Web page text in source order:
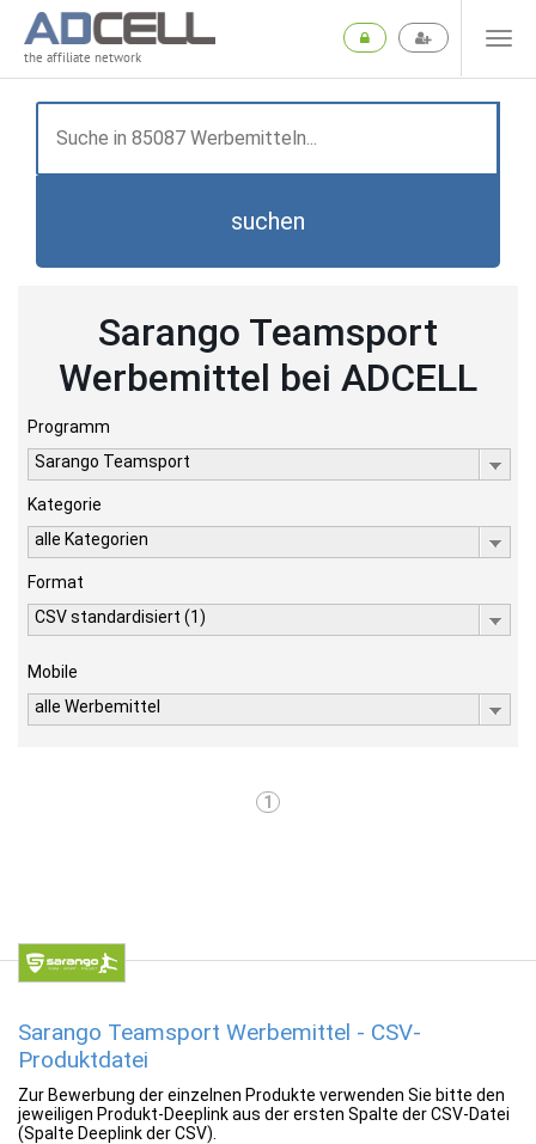
the affiliate network
suchen
Sarango Teamsport
Werbemittel bei ADCELL
Programm
Sarango Teamsport
Kategorie
alle Kategorien
Format
CSV standardisiert (1)
Mobile
alle Werbemittel
1
Sarango Teamsport Werbemittel - CSV-
Produktdatei
Zur Bewerbung der einzelnen Produkte verwenden Sie bitte den
jeweiligen Produkt-Deeplink aus der ersten Spalte der CSV-Datei
(Spalte Deeplink der CSV).